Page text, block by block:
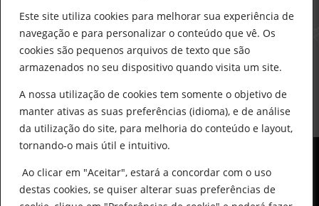
Este site utiliza cookies para melhorar sua experiência de
navegação e para personalizar o conteúdo que vê. Os
cookies são pequenos arquivos de texto que são
armazenados no seu dispositivo quando visita um site.
A nossa utilização de cookies tem somente o objetivo de
manter ativas as suas preferências (idioma), e de análise
da utilização do site, para melhoria do conteúdo e layout,
tornando-o mais útil e intuitivo.
Ao clicar em "Aceitar", estará a concordar com o uso
destas cookies, se quiser alterar suas preferências de
construcao@delarobia.pt
R. António Andrade, 1171
2820-287 • Charneca de Caparica